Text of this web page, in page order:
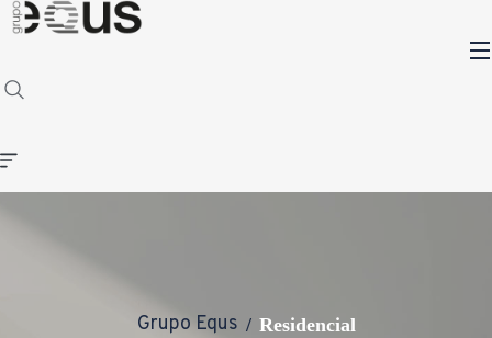
Grupo Equs Residencial